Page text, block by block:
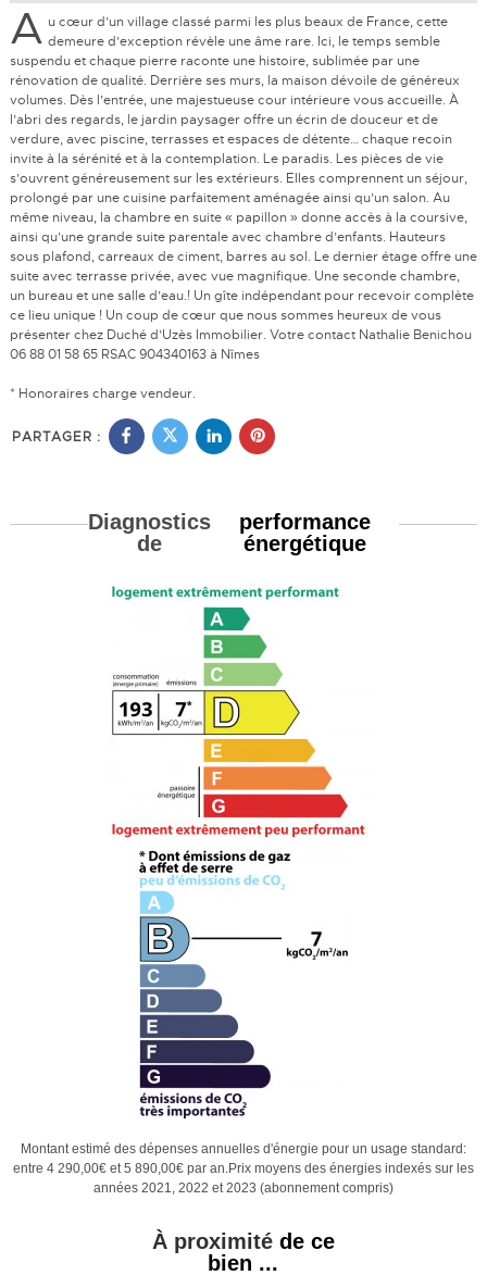
A u cœur d’un village classé parmi les plus beaux de France, cette
demeure d’exception révèle une âme rare. Ici, le temps semble
suspendu et chaque pierre raconte une histoire, sublimée par une
rénovation de qualité. Derrière ses murs, la maison dévoile de généreux
volumes. Dès l’entrée, une majestueuse cour intérieure vous accueille. À
l’abri des regards, le jardin paysager offre un écrin de douceur et de
verdure, avec piscine, terrasses et espaces de détente… chaque recoin
invite à la sérénité et à la contemplation. Le paradis. Les pièces de vie
s’ouvrent généreusement sur les extérieurs. Elles comprennent un séjour,
prolongé par une cuisine parfaitement aménagée ainsi qu’un salon. Au
même niveau, la chambre en suite « papillon » donne accès à la coursive,
ainsi qu’une grande suite parentale avec chambre d’enfants. Hauteurs
sous plafond, carreaux de ciment, barres au sol. Le dernier étage offre une
suite avec terrasse privée, avec vue magnifique. Une seconde chambre,
un bureau et une salle d’eau.! Un gîte indépendant pour recevoir complète
ce lieu unique ! Un coup de cœur que nous sommes heureux de vous
présenter chez Duché d’Uzès Immobilier. Votre contact Nathalie Benichou
06 88 01 58 65 RSAC 904340163 à Nîmes
* Honoraires charge vendeur.
PARTAGER :
Diagnostics
de
performance
énergétique
Montant estimé des dépenses annuelles d'énergie pour un usage standard:
entre 4 290,00€ et 5 890,00€ par an.Prix moyens des énergies indexés sur les
années 2021, 2022 et 2023 (abonnement compris)
À proximité de ce
bien ...